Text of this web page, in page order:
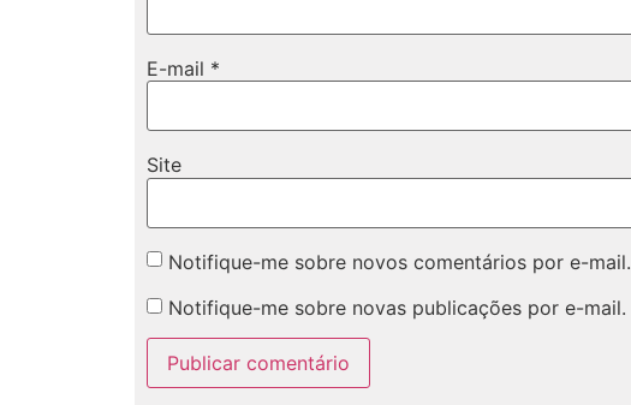
E-mail *
Site
Notifique-me sobre novos comentários por e-mail.
Notifique-me sobre novas publicações por e-mail.